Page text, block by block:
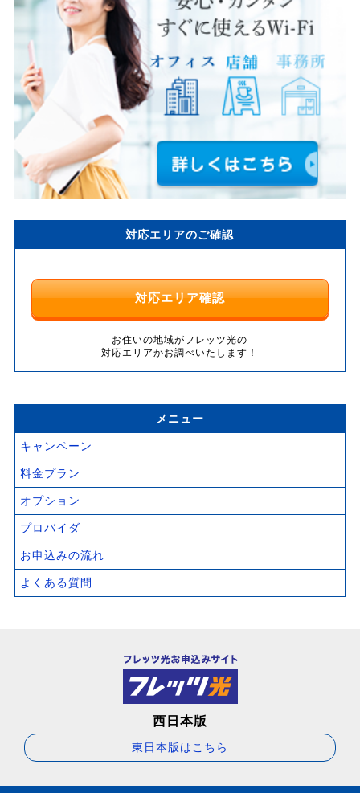
対応エリアのご確認
対応エリア確認
お住いの地域がフレッツ光の
対応エリアかお調べいたします！
メニュー
キャンペーン
料金プラン
オプション
プロバイダ
お申込みの流れ
よくある質問
西日本版
東日本版はこちら